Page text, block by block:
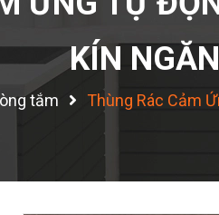
KÍN
tắm Thùng Rác Cảm